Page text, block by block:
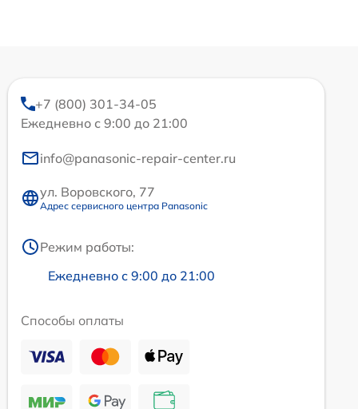
+7 (800) 301-34-05
Ежедневно с 9:00 до 21:00
info@panasonic-repair-center.ru
ул. Воровского, 77
Адрес сервисного центра Panasonic
Режим работы:
Ежедневно с 9:00 до 21:00
Способы оплаты